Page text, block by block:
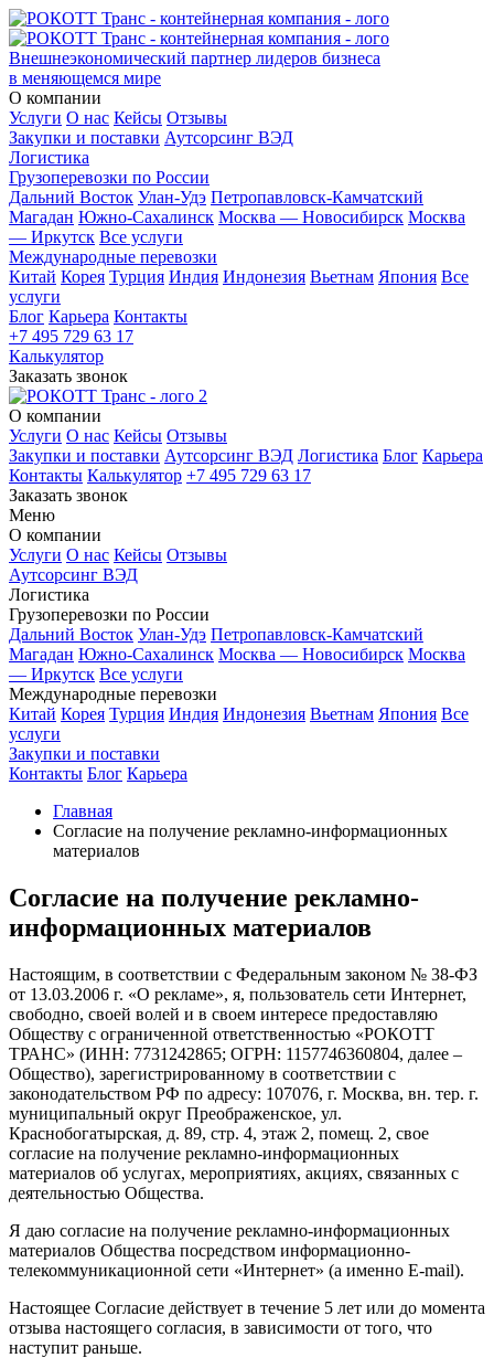
Внешнеэкономический партнер лидеров бизнеса
в меняющемся мире
О компании
Услуги О нас Кейсы Отзывы
Закупки и поставки Аутсорсинг ВЭД
Логистика
Грузоперевозки по России
Дальний Восток Улан-Удэ Петропавловск-Камчатский
Магадан Южно-Сахалинск Москва — Новосибирск Москва
— Иркутск Все услуги
Международные перевозки
Китай Корея Турция Индия Индонезия Вьетнам Япония Все
услуги
Блог Карьера Контакты
+7 495 729 63 17
Калькулятор
Заказать звонок
О компании
Услуги О нас Кейсы Отзывы
Закупки и поставки Аутсорсинг ВЭД Логистика Блог Карьера
Контакты Калькулятор +7 495 729 63 17
Заказать звонок
Меню
О компании
Услуги О нас Кейсы Отзывы
Аутсорсинг ВЭД
Логистика
Грузоперевозки по России
Дальний Восток Улан-Удэ Петропавловск-Камчатский
Магадан Южно-Сахалинск Москва — Новосибирск Москва
— Иркутск Все услуги
Международные перевозки
Китай Корея Турция Индия Индонезия Вьетнам Япония Все
услуги
Закупки и поставки
Контакты Блог Карьера
Главная
Согласие на получение рекламно-информационных
материалов
Согласие на получение рекламно-
информационных материалов
Настоящим, в соответствии с Федеральным законом № 38-ФЗ
от 13.03.2006 г. «О рекламе», я, пользователь сети Интернет,
свободно, своей волей и в своем интересе предоставляю
Обществу с ограниченной ответственностью «РОКОТТ
ТРАНС» (ИНН: 7731242865; ОГРН: 1157746360804, далее –
Общество), зарегистрированному в соответствии с
законодательством РФ по адресу: 107076, г. Москва, вн. тер. г.
муниципальный округ Преображенское, ул.
Краснобогатырская, д. 89, стр. 4, этаж 2, помещ. 2, свое
согласие на получение рекламно-информационных
материалов об услугах, мероприятиях, акциях, связанных с
деятельностью Общества.
Я даю согласие на получение рекламно-информационных
материалов Общества посредством информационно-
телекоммуникационной сети «Интернет» (а именно E-mail).
Настоящее Согласие действует в течение 5 лет или до момента
отзыва настоящего согласия, в зависимости от того, что
наступит раньше.